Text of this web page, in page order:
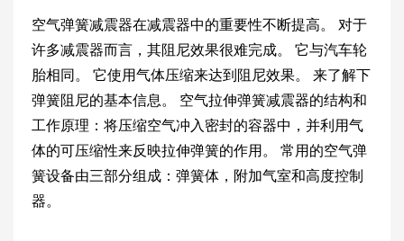
空气弹簧减震器在减震器中的重要性不断提高。 对于
许多减震器而言，其阻尼效果很难完成。 它与汽车轮
胎相同。 它使用气体压缩来达到阻尼效果。 来了解下
弹簧阻尼的基本信息。 空气拉伸弹簧减震器的结构和
工作原理：将压缩空气冲入密封的容器中，并利用气
体的可压缩性来反映拉伸弹簧的作用。 常用的空气弹
簧设备由三部分组成：弹簧体，附加气室和高度控制
器。